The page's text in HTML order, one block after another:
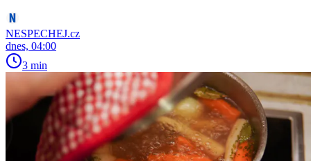
NESPECHEJ.cz
dnes, 04:00
3 min